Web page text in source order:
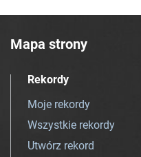
Mapa strony
Rekordy
Moje rekordy
Wszystkie rekordy
Utwórz rekord